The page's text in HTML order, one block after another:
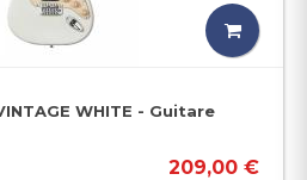
WHITE - Guitare
209,00 €